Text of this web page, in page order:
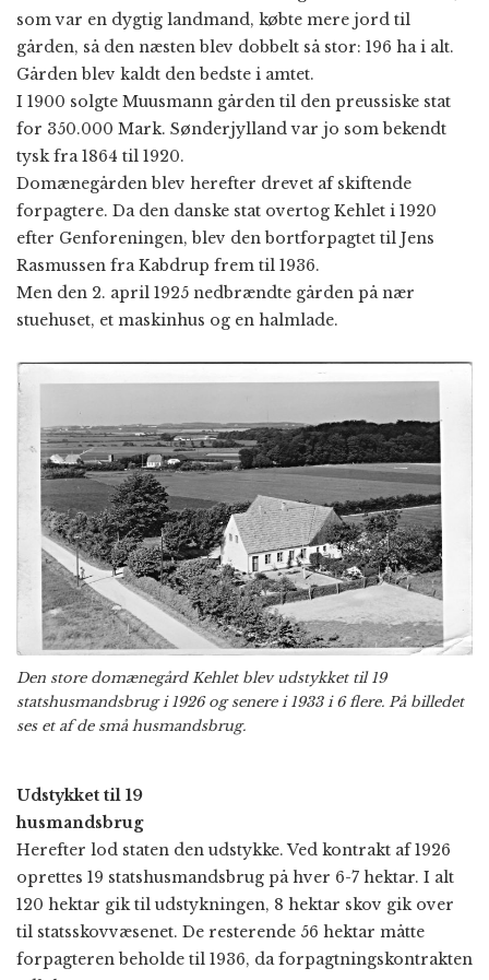
som var en dygtig landmand, købte mere jord til
gården, så den næsten blev dobbelt så stor: 196 ha i alt.
Gården blev kaldt den bedste i amtet.
I 1900 solgte Muusmann gården til den preussiske stat
for 350.000 Mark. Sønderjylland var jo som bekendt
tysk fra 1864 til 1920.
Domænegården blev herefter drevet af skiftende
forpagtere. Da den danske stat overtog Kehlet i 1920
efter Genforeningen, blev den bortforpagtet til Jens
Rasmussen fra Kabdrup frem til 1936.
Men den 2. april 1925 nedbrændte gården på nær
stuehuset, et maskinhus og en halmlade.
Den store domænegård Kehlet blev udstykket til 19
statshusmandsbrug i 1926 og senere i 1933 i 6 flere. På billedet
ses et af de små husmandsbrug.
Udstykket til 19
husmandsbrug
Herefter lod staten den udstykke. Ved kontrakt af 1926
oprettes 19 statshusmandsbrug på hver 6-7 hektar. I alt
120 hektar gik til udstykningen, 8 hektar skov gik over
til statsskovvæsenet. De resterende 56 hektar måtte
forpagteren beholde til 1936, da forpagtningskontrakten